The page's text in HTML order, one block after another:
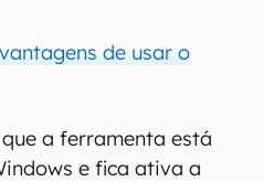
de usar o
a ferramenta está
e fica ativa a